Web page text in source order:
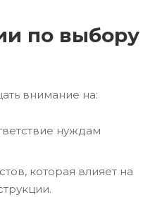
по выбору
внимание на:
нуждам
которая влияет на